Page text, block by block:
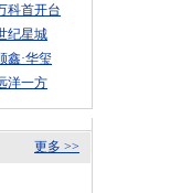
科首开台
纪星城
鑫·华玺
洋一方
更多 >>